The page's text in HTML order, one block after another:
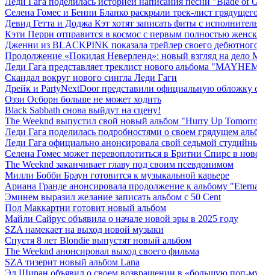
Селена Гомес и Бенни Бланко раскрыли трек-лист
Девид Гетта и Доджа Кэт хотят записать фиты с
Кэти Перри отправится в космос с первым полностью
Дженни из BLACKPINK показала трейлер своего
Продолжение «Покидая Неверленд»: новый взгляд на дело
Леди Гага представляет треклист нового альбома
Скандал вокруг нового сингла Леди Гаги
Дрейк и PartyNextDoor представили официальную обложку
Оззи Осборн больше не может ходить
Black Sabbath снова выйдут на сцену!
The Weeknd выпустил свой новый альбом "Hurry Up
Леди Гага поделилась подробностями о своем грядущем
Леди Гага официально анонсировала свой седьмой
Селена Гомес может перевоплотиться в Бритни Спирс в
The Weeknd заканчивает главу под своим псевдонимом
Милли Бобби Браун готовится к музыкальной карьере
Ариана Гранде анонсировала продолжение к альбому
Эминем выразил желание записать альбом с 50 Cent
Пол Маккартни готовит новый альбом
Майли Сайрус объявила о начале новой эры в 2025 году
SZA намекает на выход новой музыки
Спустя 8 лет Blondie выпустят новый альбом
The Weeknd анонсировал выход своего фильма
SZA тизерит новый альбом Lana
Эд Ширан объявил о своем возвращении в «большую поп-